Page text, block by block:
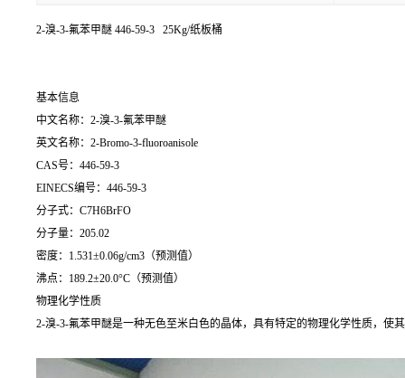
2-溴-3-氟苯甲醚 446-59-3 25Kg/纸板桶
基本信息
中文名称：2-溴-3-氟苯甲醚
英文名称：2-Bromo-3-fluoroanisole
CAS号：446-59-3
EINECS编号：446-59-3
分子式：C7H6BrFO
分子量：205.02
密度：1.531±0.06g/cm3（预测值）
沸点：189.2±20.0°C（预测值）
物理化学性质
2-溴-3-氟苯甲醚是一种无色至米白色的晶体，具有特定的物理化学性质，使